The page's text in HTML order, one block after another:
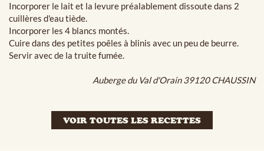
Incorporer le lait et la levure préalablement dissoute dans 2
cuillères d'eau tiède.
Incorporer les 4 blancs montés.
Cuire dans des petites poêles à blinis avec un peu de beurre.
Servir avec de la truite fumée.
Auberge du Val d'Orain 39120 CHAUSSIN
VOIR TOUTES LES RECETTES